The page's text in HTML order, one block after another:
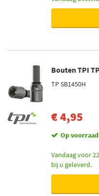
Bouten TPI
TP SB1450H
€ 4,95
Op voorraad
Vandaag voor
bij u geleverd.